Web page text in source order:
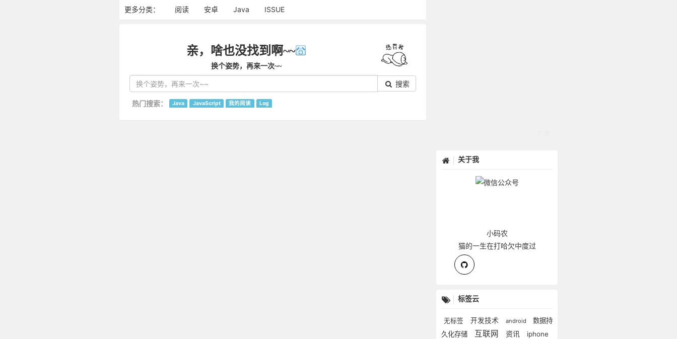
更多分类： 阅读 安卓 Java ISSUE
亲，啥也没找到啊~~
换个姿势，再来一次~~
搜索
热门搜索： Java JavaScript 我的阅读 Log
关于我
小码农
猫的一生在打哈欠中度过
标签云
无标签 开发技术 android
数据持
久化存储
互联网 资讯 iphone